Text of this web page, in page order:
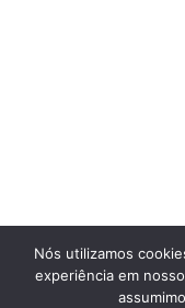
Nós utilizamos
experiência em